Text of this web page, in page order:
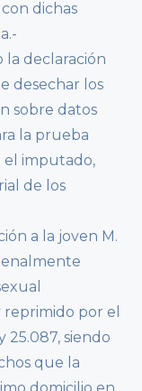
dichas
la declaración
desechar los
sobre datos
la prueba
el imputado,
de los
a la joven M.
por el
25.087, siendo
que la